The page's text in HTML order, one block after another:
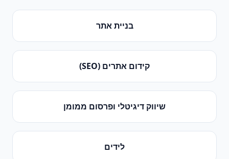
בניית אתר
קידום אתרים (SEO)
שיווק דיגיטלי ופרסום ממומן
לידים